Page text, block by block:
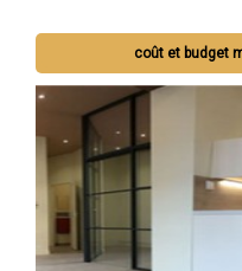
coût et budget